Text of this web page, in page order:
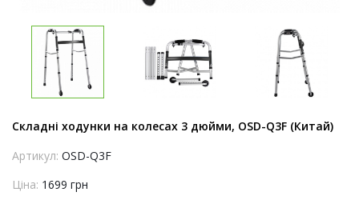
Складні ходунки на колесах 3 дюйми, OSD-Q3F (Китай)
Артикул: OSD-Q3F
Ціна: 1699 грн